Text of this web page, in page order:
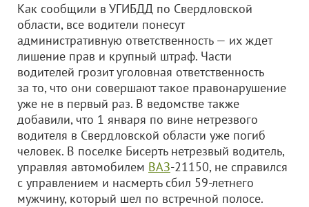
Как сообщили в УГИБДД по Свердловской
области, все водители понесут
административную ответственность — их ждет
лишение прав и крупный штраф. Части
водителей грозит уголовная ответственность
за то, что они совершают такое правонарушение
уже не в первый раз. В ведомстве также
добавили, что 1 января по вине нетрезвого
водителя в Свердловской области уже погиб
человек. В поселке Бисерть нетрезвый водитель,
управляя автомобилем ВАЗ-21150, не справился
с управлением и насмерть сбил 59-летнего
мужчину, который шел по встречной полосе.